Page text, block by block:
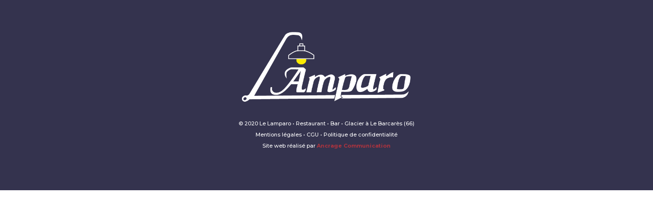
© 2020 Le Lamparo • Restaurant • Bar • Glacier à Le Barcarès (66)
Mentions légales • CGU • Politique de confidentialité
Site web réalisé par Ancrage Communication